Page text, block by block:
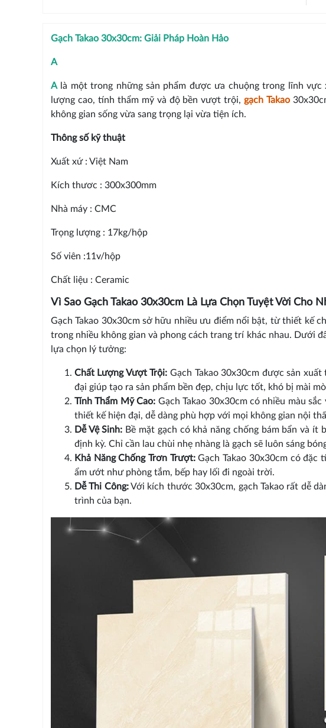
Gạch Takao 30x30cm: Giải Pháp Hoàn Hảo
A
Alà một trong những sản phẩm được ưa chuộng trong lĩnh
lượng cao, tính thẩm mỹ và độ bền vượt trội, gạch Takao
không gian sống vừa sang trọng lại vừa tiện ích.
Thông số kỹ thuật
Xuất xứ : Việt Nam
Kích thươc : 300x300mm
Nhà máy : CMC
Trọng lượng : 17kg/hộp
Số viên :11v/hộp
Chất liệu : Ceramic
Vì Sao Gạch Takao 30x30cm Là Lựa Chọn Tuyệt Vời Cho
Gạch Takao 30x30cm sở hữu nhiều ưu điểm nổi bật, từ thiết kế
trong nhiều không gian và phong cách trang trí khác nhau. Dưới
lựa chọn lý tưởng:
Chất Lượng Vượt Trội: Gạch Takao 30x30cm được sản
đại giúp tạo ra sản phẩm bền đẹp, chịu lực tốt, khó bị mài
Tính Thẩm Mỹ Cao: Gạch Takao 30x30cm có nhiều màu
thiết kế hiện đại, dễ dàng phù hợp với mọi không gian nội
Dễ Vệ Sinh: Bề mặt gạch có khả năng chống bám bẩn và ít
định kỳ. Chỉ cần lau chùi nhẹ nhàng là gạch sẽ luôn sáng
Khả Năng Chống Trơn Trượt:Gạch Takao 30x30cm có đặc
ẩm ướt như phòng tắm, bếp hay lối đi ngoài trời.
Dễ Thi Công:Với kích thước 30x30cm, gạch Takao rất dễ
trình của bạn.